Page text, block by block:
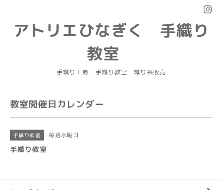
アトリエひなぎく 手織り
教室
手織り工房 手織り教室 織り糸販売
教室開催日カレンダー
手織り教室 毎週水曜日
手織り教室